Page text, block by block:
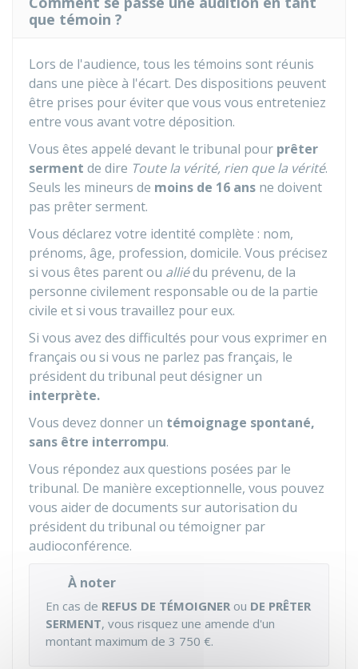
que témoin ?
Lors de l'audience, tous les témoins sont réunis
dans une pièce à l'écart. Des dispositions peuvent
être prises pour éviter que vous vous entreteniez
entre vous avant votre déposition.
Vous êtes appelé devant le tribunal pour prêter
serment de dire Toute la vérité, rien que la vérité.
Seuls les mineurs de moins de 16 ans ne doivent
pas prêter serment.
Vous déclarez votre identité complète : nom,
prénoms, âge, profession, domicile. Vous précisez
si vous êtes parent ou alliédu prévenu, de la
personne civilement responsable ou de la partie
civile et si vous travaillez pour eux.
Si vous avez des difficultés pour vous exprimer en
français ou si vous ne parlez pas français, le
président du tribunal peut désigner un
interprète.
Vous devez donner un témoignage spontané,
sans être interrompu.
Vous répondez aux questions posées par le
tribunal. De manière exceptionnelle, vous pouvez
vous aider de documents sur autorisation du
président du tribunal ou témoigner par
audioconférence.
À noter
En cas de REFUS DE TÉMOIGNER ou DE PRÊTER
SERMENT, vous risquez une amende d'un
montant maximum de 3 750 €.